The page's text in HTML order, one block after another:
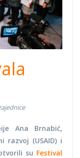
Ana Brnabić,
razvoj (USAID) i
su Festival